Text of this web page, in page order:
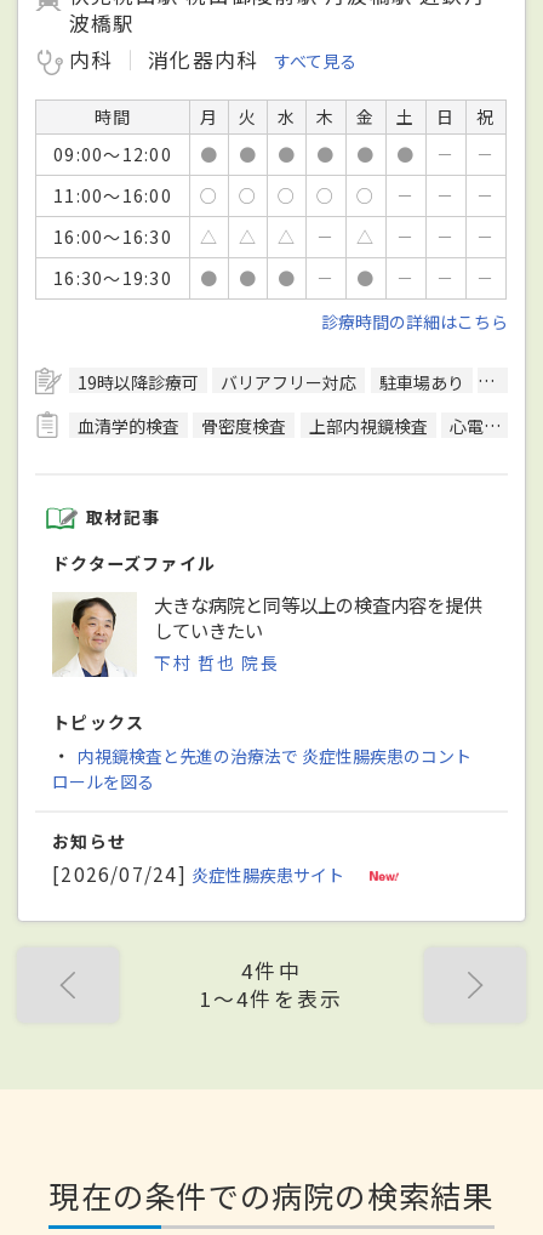
波橋駅
内科
消化器内科 すべて見る
時間 月 火 水 木 金 土 日
祝
09:00～12:00
● ● ● ● ● ● －
－
11:00～16:00
○ ○ ○ ○ ○ － －
－
16:00～16:30
△ △ △ － △ － －
－
16:30～19:30
● ● ● － ● － －
－
診療時間の詳細はこちら
19時以降診療可 バリアフリー対応 駐車場あり
駅徒歩
血清学的検査
骨密度検査 上部内視鏡検査 心電図検査
取材記事
ドクターズファイル
大きな病院と同等以上の検査内容を提供
していきたい
下村 哲也 院長
トピックス
・ 内視鏡検査と先進の治療法で 炎症性腸疾患のコント
ロールを図る
お知らせ
[2026/07/24] 炎症性腸疾患サイト
4件中
1〜4件を表示
現在の条件での病院の検索結果